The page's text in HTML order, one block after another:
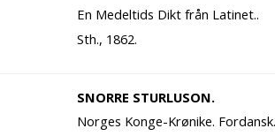
En Medeltids Dikt från Latinet..
Sth., 1862.
SNORRE STURLUSON.
Norges Konge-Krønike.